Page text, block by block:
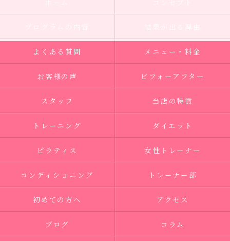
よくある質問 メニュー・料金
お客様の声 ビフォーアフター
スタッフ 当店の特徴
トレーニング ダイエット
ピラティス 女性トレーナー
コンディショニング トレーナー部
初めての方へ アクセス
ブログ コラム